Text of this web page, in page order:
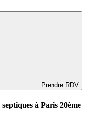
Prendre RDV
à Paris 20ème